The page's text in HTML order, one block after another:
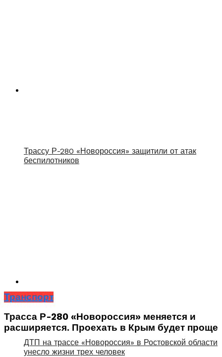
Трассу Р-280 «Новороссия» защитили от атак
беспилотников
ДТП на трассе «Новороссия» в Ростовской области
унесло жизни трех человек
Транспорт
Трасса Р-280 «Новороссия» меняется и
расширяется. Проехать в Крым будет проще